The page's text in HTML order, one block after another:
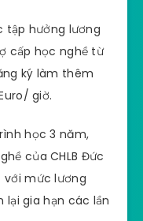
tập hưởng lương
cấp học nghề từ
ký làm thêm
giờ.
học 3 năm,
của CHLB Đức
với mức lương
lại gia hạn các lần